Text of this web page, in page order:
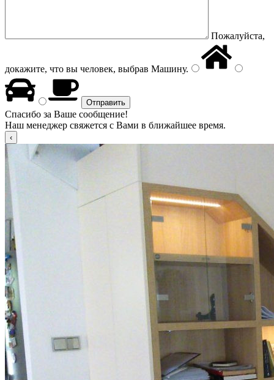
Пожалуйста,
докажите, что вы человек, выбрав Машину.
Спасибо за Ваше сообщение!
Наш менеджер свяжется с Вами в ближайшее время.